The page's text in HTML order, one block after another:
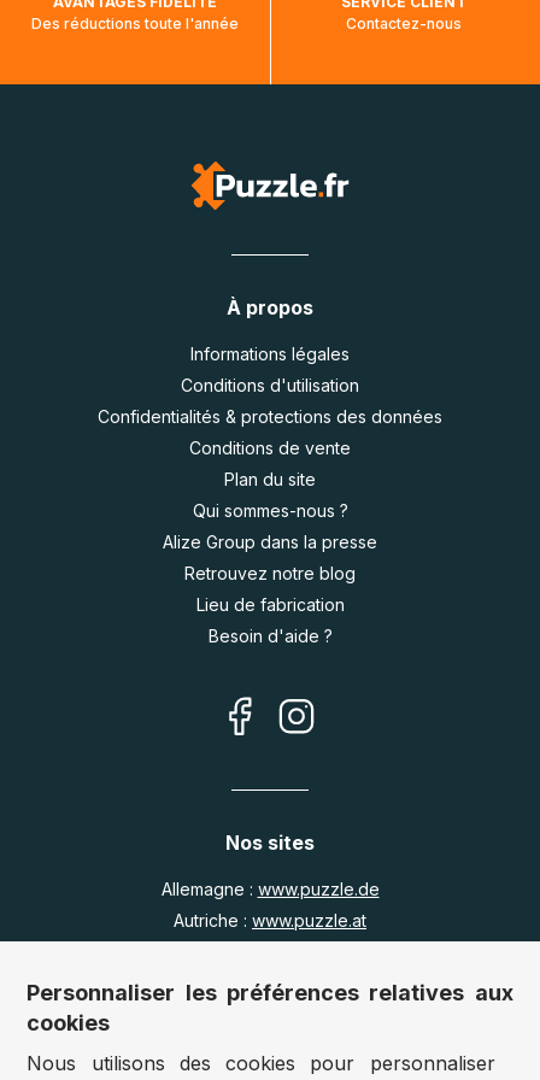
Des réductions toute l'année
Contactez-nous
À propos
Informations légales
Conditions d'utilisation
Confidentialités & protections des données
Conditions de vente
Plan du site
Qui sommes-nous ?
Alize Group dans la presse
Retrouvez notre blog
Lieu de fabrication
Besoin d'aide ?
Nos sites
Allemagne : www.puzzle.de
Autriche : www.puzzle.at
Royaume Uni :
www.jigsawpuzzle.co.uk
Accès revendeurs / détaillants
Personnaliser les préférences relatives aux
cookies
Nous utilisons des cookies pour personnaliser